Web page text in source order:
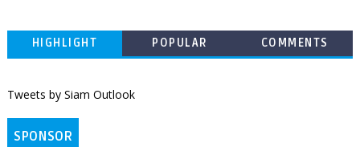
HIGHLIGHT POPULAR COMMENTS
Tweets by Siam Outlook
SPONSOR